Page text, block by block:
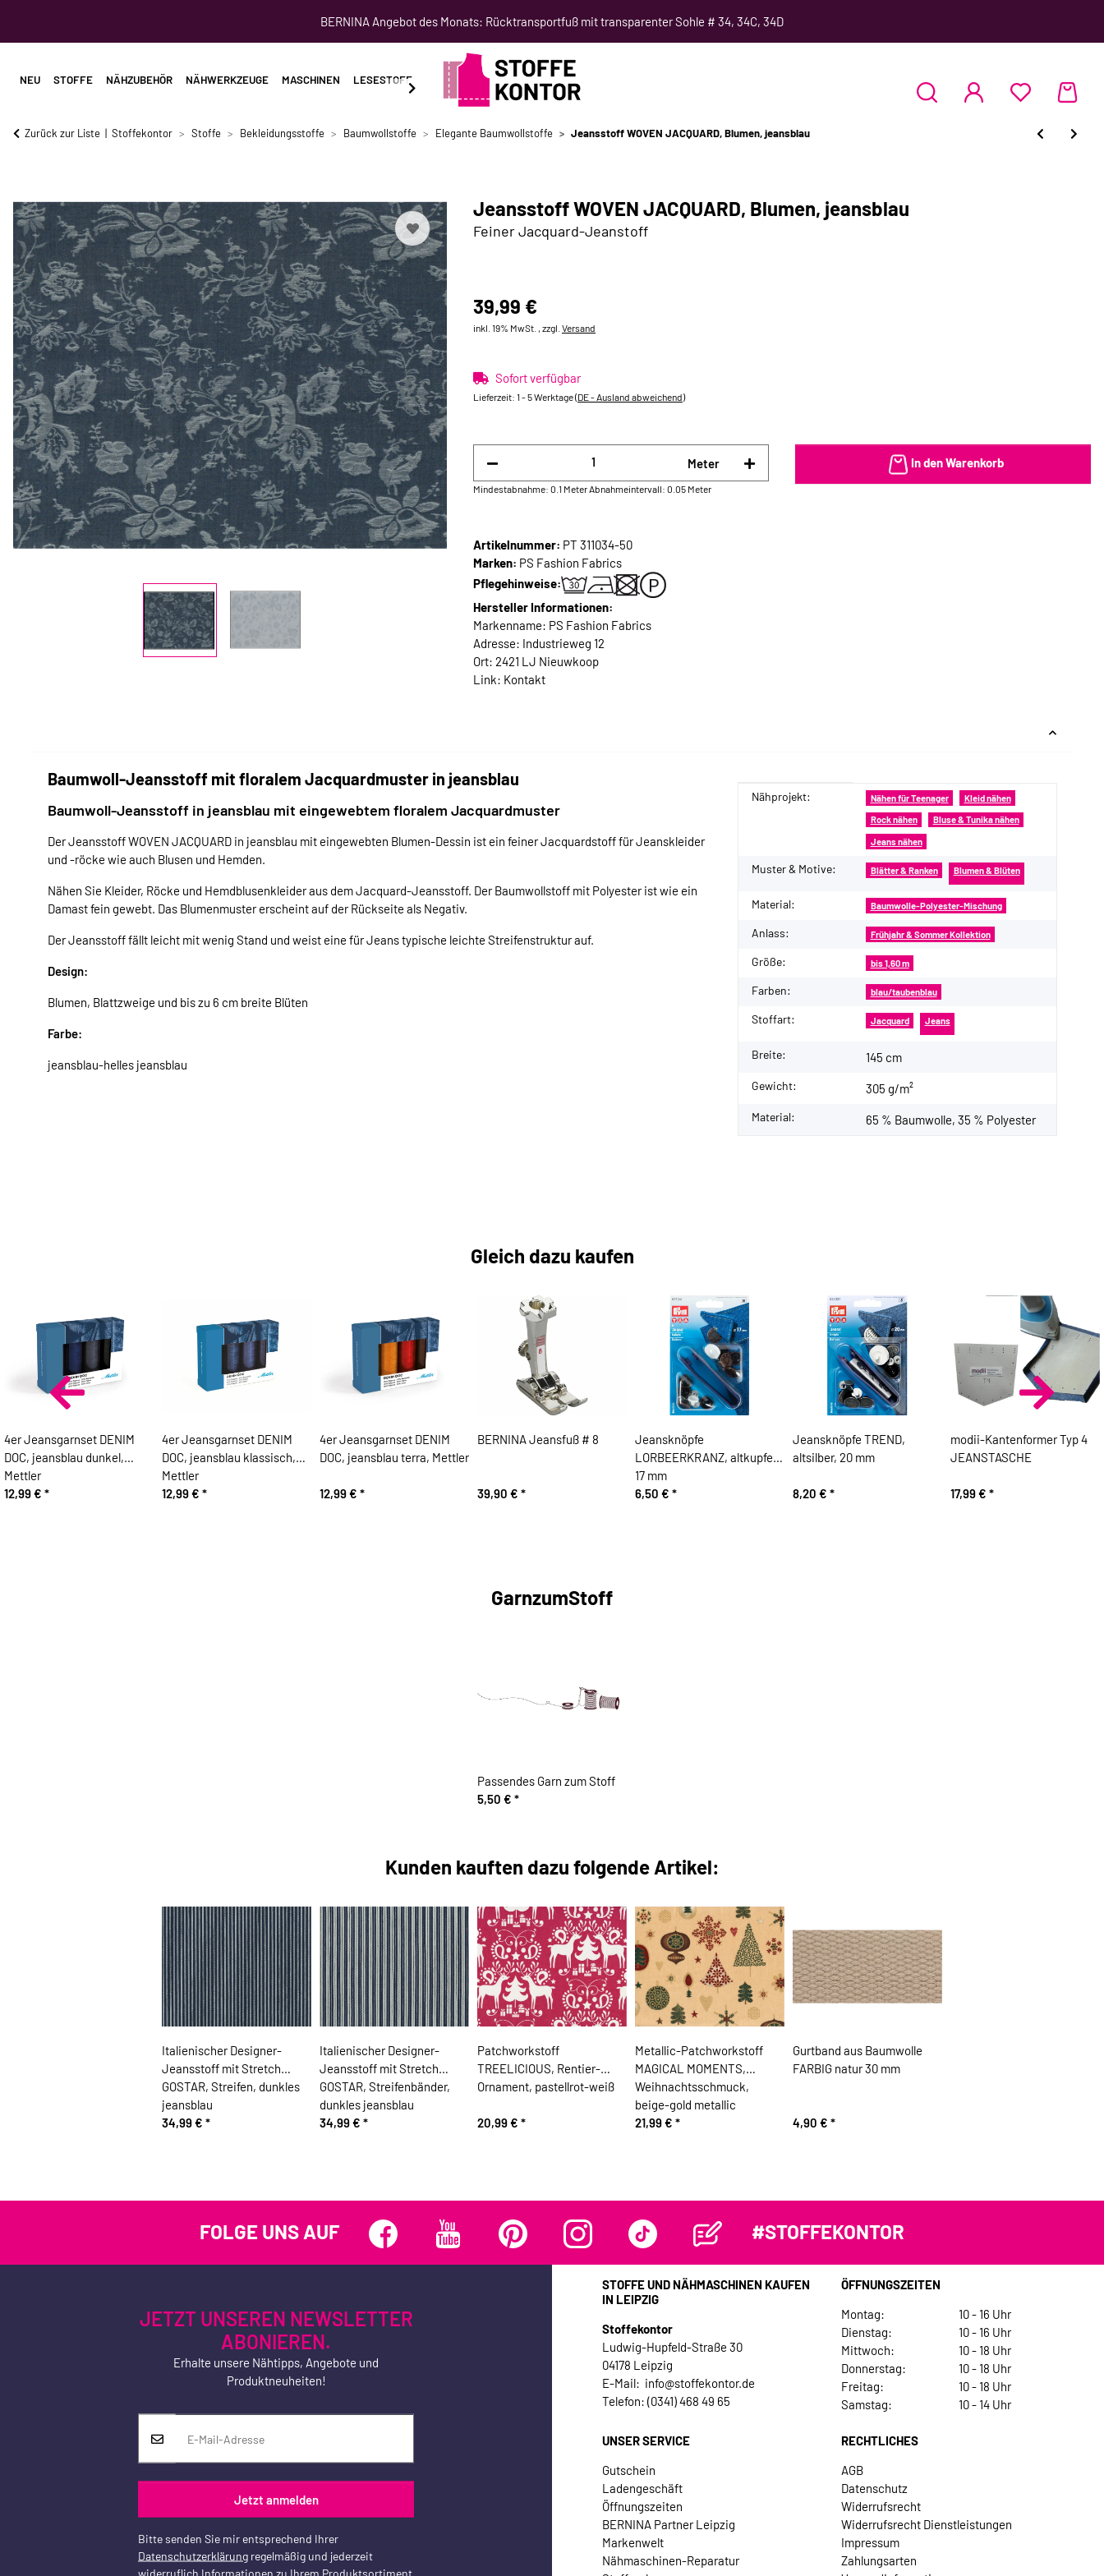
BERNINA Angebot des Monats: Rücktransportfuß mit transparenter Sohle # 34, 34C, 34D
NEU STOFFE NÄHZUBEHÖR NÄHWERKZEUGE MASCHINEN LESESTOFF SCHNITTMUSTER NÄHKURSE
Zurück zur Liste Stoffekontor Stoffe Bekleidungsstoffe Baumwollstoffe Elegante Baumwollstoffe Jeansstoff WOVEN JACQUARD, Blumen, jeansblau
Jeansstoff WOVEN JACQUARD, Blumen, jeansblau
Feiner Jacquard-Jeanstoff
39,99 €
inkl. 19% MwSt. , zzgl. Versand
Sofort verfügbar
Lieferzeit: 1 - 5 Werktage(DE - Ausland abweichend)
Meter
Mindestabnahme: 0.1 MeterAbnahmeintervall: 0.05 Meter
In den Warenkorb
Artikelnummer: PT 311034-50
Marken: PS Fashion Fabrics
Pflegehinweise:
Hersteller Informationen:
Markenname: PS Fashion Fabrics
Adresse: Industrieweg 12
Ort: 2421 LJ Nieuwkoop
Link: Kontakt
Baumwoll-Jeansstoff mit floralem Jacquardmuster in jeansblau
Baumwoll-Jeansstoff in jeansblau mit eingewebtem floralem Jacquardmuster
Der Jeansstoff WOVEN JACQUARD in jeansblau mit eingewebten Blumen-Dessin ist ein feiner Jacquardstoff für Jeanskleider
und -röcke wie auch Blusen und Hemden.
Nähen Sie Kleider, Röcke und Hemdblusenkleider aus dem Jacquard-Jeansstoff. Der Baumwollstoff mit Polyester ist wie ein
Damast fein gewebt. Das Blumenmuster erscheint auf der Rückseite als Negativ.
Der Jeansstoff fällt leicht mit wenig Stand und weist eine für Jeans typische leichte Streifenstruktur auf.
Design:
Blumen, Blattzweige und bis zu 6 cm breite Blüten
Farbe:
jeansblau-helles jeansblau
Produkteigenschaft
Wert
Nähprojekt: Nähen für Teenager Kleid nähen
Rock nähen Bluse & Tunika nähen
Jeans nähen
Muster & Motive: Blätter & Ranken Blumen & Blüten
Material: Baumwolle-Polyester-Mischung
Anlass: Frühjahr & Sommer Kollektion
Größe: bis 1,60 m
Farben: blau/taubenblau
Stoffart: Jacquard Jeans
Breite: 145 cm
Gewicht: 305 g/m²
Material: 65 % Baumwolle, 35 % Polyester
Gleich dazu kaufen
4er Jeansgarnset DENIM
DOC, jeansblau dunkel,
Mettler
12,99 € *
4er Jeansgarnset DENIM
DOC, jeansblau klassisch,
Mettler
12,99 € *
4er Jeansgarnset DENIM
DOC, jeansblau terra, Mettler
12,99 € *
BERNINA Jeansfuß # 8
39,90 € *
Jeansknöpfe
LORBEERKRANZ, altkupfer,
17 mm
6,50 € *
Jeansknöpfe TREND,
altsilber, 20 mm
8,20 € *
modii-Kantenformer Typ 4
JEANSTASCHE
17,99 € *
GarnzumStoff
Passendes Garn zum Stoff
5,50 € *
Kunden kauften dazu folgende Artikel:
Italienischer Designer-
Jeansstoff mit Stretch
GOSTAR, Streifen, dunkles
jeansblau
34,99 € *
Italienischer Designer-
Jeansstoff mit Stretch
GOSTAR, Streifenbänder,
dunkles jeansblau
34,99 € *
Patchworkstoff
TREELICIOUS, Rentier-
Ornament, pastellrot-weiß
20,99 € *
Metallic-Patchworkstoff
MAGICAL MOMENTS,
Weihnachtsschmuck,
beige-gold metallic
21,99 € *
Gurtband aus Baumwolle
FARBIG natur 30 mm
4,90 € *
FOLGE UNS AUF #STOFFEKONTOR
JETZT UNSEREN NEWSLETTER
ABONIEREN.
Erhalte unsere Nähtipps, Angebote und
Produktneuheiten!
Jetzt anmelden
Bitte senden Sie mir entsprechend Ihrer
Datenschutzerklärung regelmäßig und jederzeit
widerruflich Informationen zu Ihrem Produktsortiment
STOFFE UND NÄHMASCHINEN KAUFEN
IN LEIPZIG
Stoffekontor
Ludwig-Hupfeld-Straße 30
04178 Leipzig
E-Mail: info@stoffekontor.de
Telefon: (0341) 468 49 65
ÖFFNUNGSZEITEN
Montag:
10 - 16 Uhr
Dienstag:
10 - 16 Uhr
Mittwoch:
10 - 18 Uhr
Donnerstag:
10 - 18 Uhr
Freitag:
10 - 18 Uhr
Samstag:
10 - 14 Uhr
UNSER SERVICE
Gutschein
Ladengeschäft
Öffnungszeiten
BERNINA Partner Leipzig
Markenwelt
Nähmaschinen-Reparatur
RECHTLICHES
AGB
Datenschutz
Widerrufsrecht
Widerrufsrecht Dienstleistungen
Impressum
Zahlungsarten